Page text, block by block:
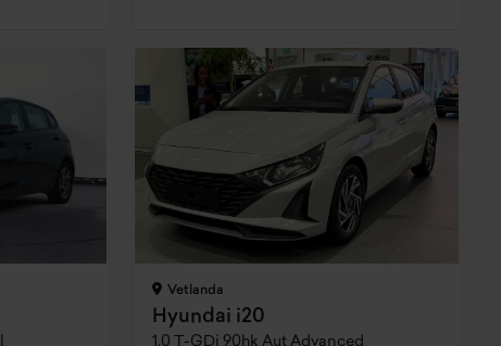
Vetlanda
Hyundai i20
1.0 T-GDi 90hk Aut Advanced